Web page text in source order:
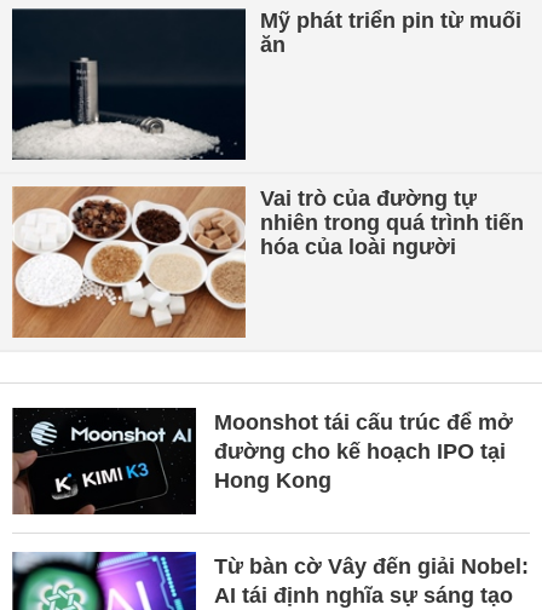
Mỹ phát triển pin từ muối
ăn
Vai trò của đường tự
nhiên trong quá trình tiến
hóa của loài người
Moonshot tái cấu trúc để mở
đường cho kế hoạch IPO tại
Hong Kong
Từ bàn cờ Vây đến giải Nobel:
AI tái định nghĩa sự sáng tạo